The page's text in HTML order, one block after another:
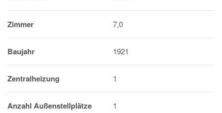
Zimmer 7,0
Baujahr 1921
Zentralheizung 1
Anzahl Außenstellplätze 1